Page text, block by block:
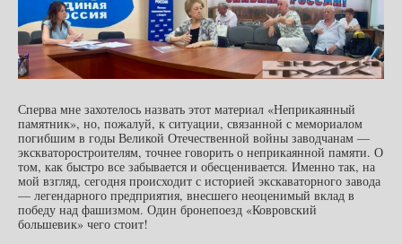
Сперва мне захотелось назвать этот материал «Неприкаянный
памятник», но, пожалуй, к ситуации, связанной с мемориалом
погибшим в годы Великой Отечественной войны заводчанам —
экскваторостроителям, точнее говорить о неприкаянной памяти. О
том, как быстро все забывается и обесценивается. Именно так, на
мой взгляд, сегодня происходит с историей экскаваторного завода
— легендарного предприятия, внесшего неоценимый вклад в
победу над фашизмом. Один бронепоезд «Ковровский
большевик» чего стоит!